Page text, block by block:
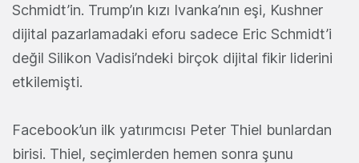
Schmidt’in. Trump’ın kızı Ivanka’nın eşi, Kushner
dijital pazarlamadaki eforu sadece Eric Schmidt’i
değil Silikon Vadisi’ndeki birçok dijital fikir liderini
etkilemişti.
Facebook’un ilk yatırımcısı Peter Thiel bunlardan
birisi. Thiel, seçimlerden hemen sonra şunu